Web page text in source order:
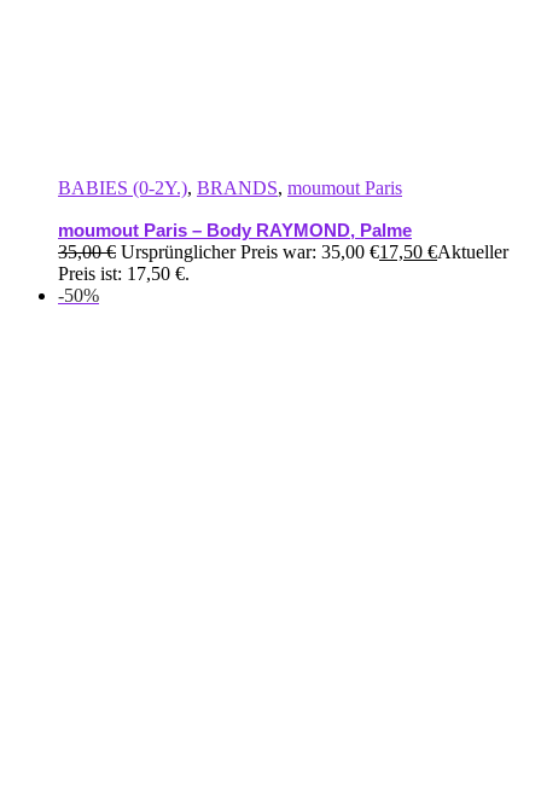
BABIES (0-2Y.), BRANDS, moumout Paris
moumout Paris – Body RAYMOND, Palme
35,00€ Ursprünglicher Preis war: 35,00 €17,50 €Aktueller
Preis ist: 17,50 €.
-50%